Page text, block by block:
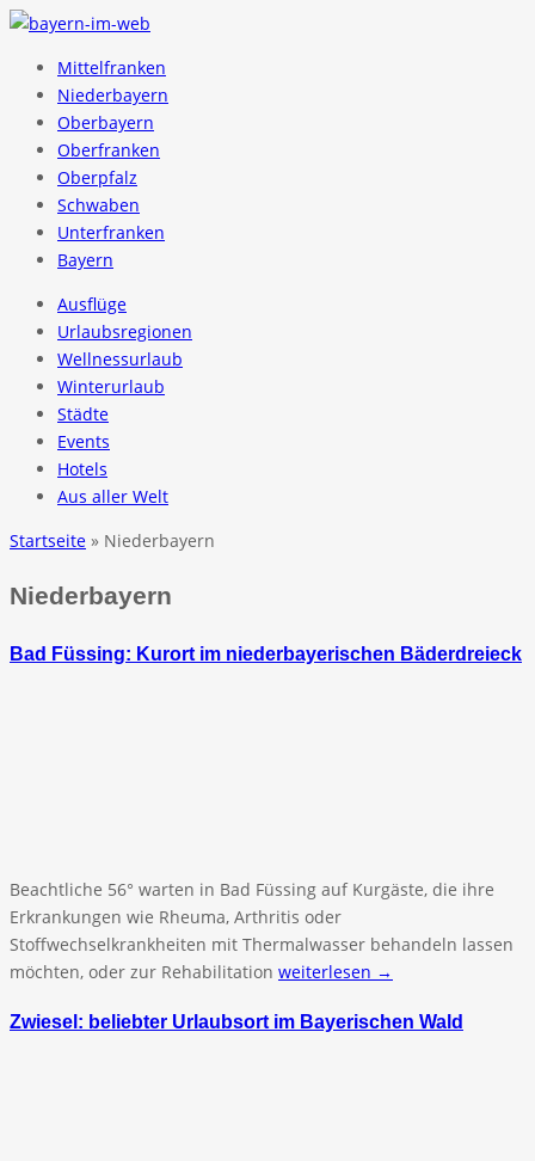
Mittelfranken
Niederbayern
Oberbayern
Oberfranken
Oberpfalz
Schwaben
Unterfranken
Bayern
Ausflüge
Urlaubsregionen
Wellnessurlaub
Winterurlaub
Städte
Events
Hotels
Aus aller Welt
Startseite » Niederbayern
Niederbayern
Bad Füssing: Kurort im niederbayerischen Bäderdreieck
Beachtliche 56° warten in Bad Füssing auf Kurgäste, die ihre
Erkrankungen wie Rheuma, Arthritis oder
Stoffwechselkrankheiten mit Thermalwasser behandeln lassen
möchten, oder zur Rehabilitation weiterlesen →
Zwiesel: beliebter Urlaubsort im Bayerischen Wald